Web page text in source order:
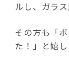
ルし、ガラス
その方も「
た！」と嬉